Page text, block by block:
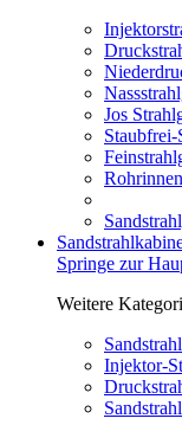
Jos
Staubfrei-
Springe zur
Weitere
Injektor-